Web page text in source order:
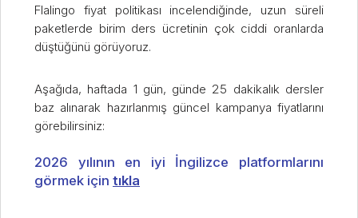
Flalingo fiyat politikası incelendiğinde, uzun süreli
paketlerde birim ders ücretinin çok ciddi oranlarda
düştüğünü görüyoruz.
Aşağıda, haftada 1 gün, günde 25 dakikalık dersler
baz alınarak hazırlanmış güncel kampanya fiyatlarını
görebilirsiniz:
2026 yılının en iyi İngilizce platformlarını
görmek için tıkla